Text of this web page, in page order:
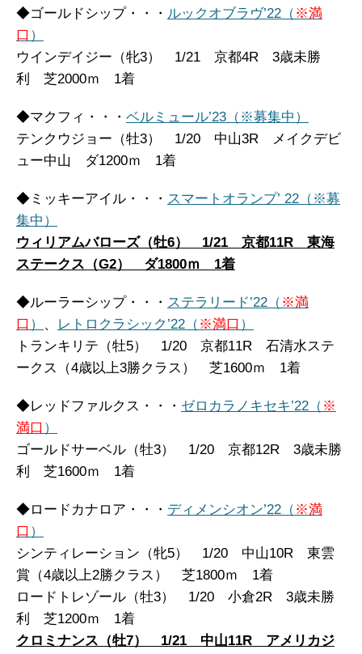
◆ゴールドシップ・・・ ルックオブラヴ’22（ ※満
口 ）
ウインデイジー（牝3） 1/21 京都4R 3歳未勝
利 芝2000ｍ 1着
◆マクフィ・・・ ベルミュール’23（※募集中）
テンクウジョー（牡3） 1/20 中山3R メイクデビ
ュー中山 ダ1200ｍ 1着
◆ミッキーアイル・・・ スマートオランプ’ 22（※募
集中）
ウィリアムバローズ（牡6） 1/21 京都11R 東海
ステークス（G2） ダ1800ｍ 1着
◆ルーラーシップ・・・ ステラリード’22（ ※満
口 ） 、 レトロクラシック’22（ ※満口 ）
トランキリテ（牡5） 1/20 京都11R 石清水ステ
ークス（4歳以上3勝クラス） 芝1600ｍ 1着
◆レッドファルクス・・・ ゼロカラノキセキ’22（ ※
満口 ）
ゴールドサーベル（牡3） 1/20 京都12R 3歳未勝
利 芝1600ｍ 1着
◆ロードカナロア・・・ ディメンシオン’22（ ※満
口 ）
シンティレーション（牝5） 1/20 中山10R 東雲
賞（4歳以上2勝クラス） 芝1800ｍ 1着
ロードトレゾール（牡3） 1/20 小倉2R 3歳未勝
利 芝1200ｍ 1着
クロミナンス（牡7） 1/21 中山11R アメリカジ